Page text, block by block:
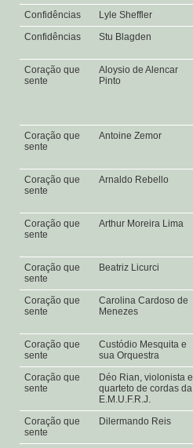
Confidências
Lyle Sheffler
Confidências
Stu Blagden
Coração que
sente
Aloysio de Alencar
Pinto
Coração que
sente
Antoine Zemor
Coração que
sente
Arnaldo Rebello
Coração que
sente
Arthur Moreira Lima
Coração que
sente
Beatriz Licurci
Coração que
sente
Carolina Cardoso de
Menezes
Coração que
sente
Custódio Mesquita e
sua Orquestra
Coração que
sente
Déo Rian, violonista e
quarteto de cordas da
E.M.U.F.R.J.
Coração que
sente
Dilermando Reis